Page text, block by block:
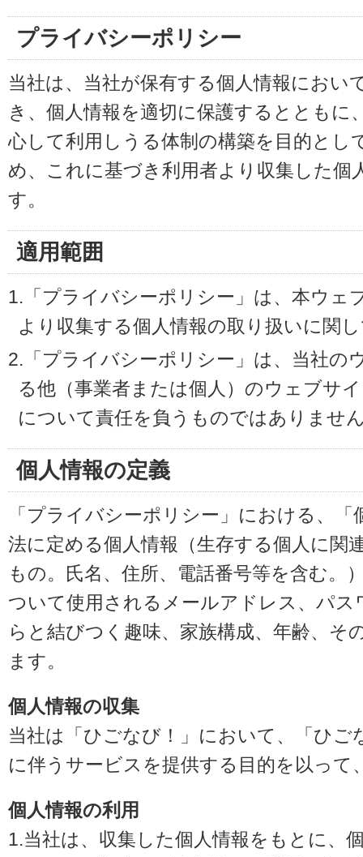
プライバシーポリシー
当社は、当社が保有する個人情報におい
き、個人情報を適切に保護するとともに
心して利用しうる体制の構築を目的とし
め、これに基づき利用者より収集した個
す。
適用範囲
1.「プライバシーポリシー」は、本ウェ
より収集する個人情報の取り扱いに関
2.「プライバシーポリシー」は、当社の
る他（事業者または個人）のウェブサ
について責任を負うものではありませ
個人情報の定義
「プライバシーポリシー」における、
法に定める個人情報（生存する個人に関
もの。氏名、住所、電話番号等を含む。
ついて使用されるメールアドレス、パ
らと結びつく趣味、家族構成、年齢、そ
ます。
個人情報の収集
当社は「ひごなび！」において、「ひ
に伴うサービスを提供する目的を以って
個人情報の利用
1.当社は、収集した個人情報をもとに、